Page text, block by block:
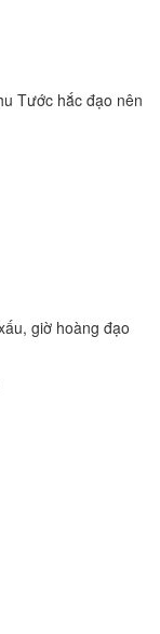
Tước hắc đạo nên
giờ hoàng đạo